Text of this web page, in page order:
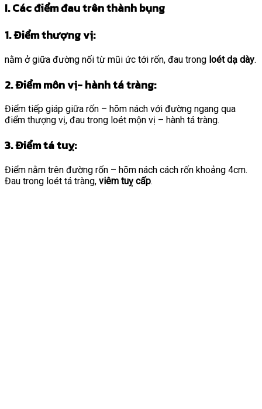
I. Các điểm đau trên thành bụng
1. Điểm thượng vị:
nằm ở giữa đường nối từ mũi ức tới rốn, đau trong loét dạ dày.
2. Điểm môn vị- hành tá tràng:
Điểm tiếp giáp giữa rốn – hõm nách với đường ngang qua
điểm thượng vị, đau trong loét mộn vị – hành tá tràng.
3. Điểm tá tuỵ:
Điểm nằm trên đường rốn – hõm nách cách rốn khoảng 4cm.
Đau trong loét tá tràng, viêm tuỵ cấp.